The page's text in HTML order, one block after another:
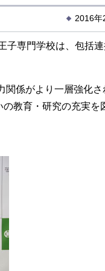
2016年
子専門学校は、包括
係がより一層強化さ
教育・研究の充実を